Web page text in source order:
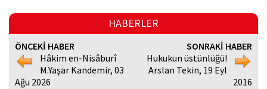
HABERLER
ÖNCEKİ HABER
Hâkim en-Nisâburî
M.Yaşar Kandemir, 03
Ağu 2026
SONRAKİ HABER
Hukukun üstünlüğü!
Arslan Tekin, 19 Eyl
2016